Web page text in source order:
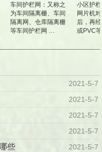
车间护栏网：又称之
为车间隔离栅、车间
隔离网、仓库隔离栅
等车间护栏网 …
小区护栏
网片机
后，再
或PVC
2021-5-7
2021-5-7
2021-5-7
2021-5-7
些 2021-5-7